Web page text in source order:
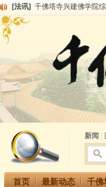
[法讯] 千佛塔寺兴建佛学院
[法讯]
千佛塔寺阅藏堂周末
清明节祭祖报恩地藏法
[法讯]
本寺方丈上明下慧尼
[法讯] 2015-3-26师父于法堂
[法讯]
广东千佛塔寺云门佛
[法讯]
恭请海涛法师莅临千
[法讯]
2014年七月大法会 祈
[法讯] 千佛塔寺云门佛学院
新闻
首页 最新动态 千佛